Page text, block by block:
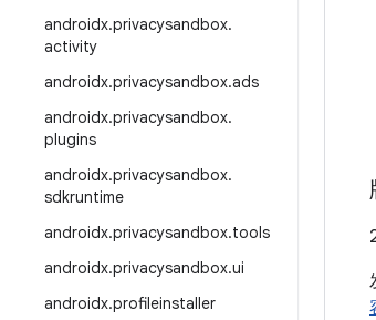
androidx.privacysandbox.
activity
androidx.privacysandbox.ads
androidx.privacysandbox.
plugins
androidx.privacysandbox.
sdkruntime
androidx.privacysandbox.tools
androidx.privacysandbox.ui
androidx.profileinstaller